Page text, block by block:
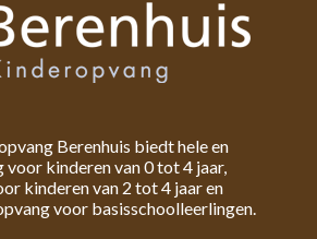
Berenhuis biedt hele en
voor kinderen van 0 tot 4 jaar,
kinderen van 2 tot 4 jaar en
voor basisschoolleerlingen.